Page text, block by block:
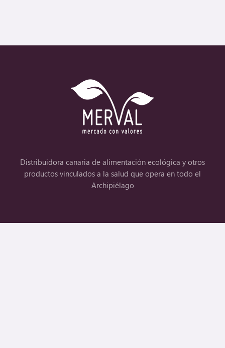
Distribuidora canaria de alimentación ecológica y otros
productos vinculados a la salud que opera en todo el
Archipiélago